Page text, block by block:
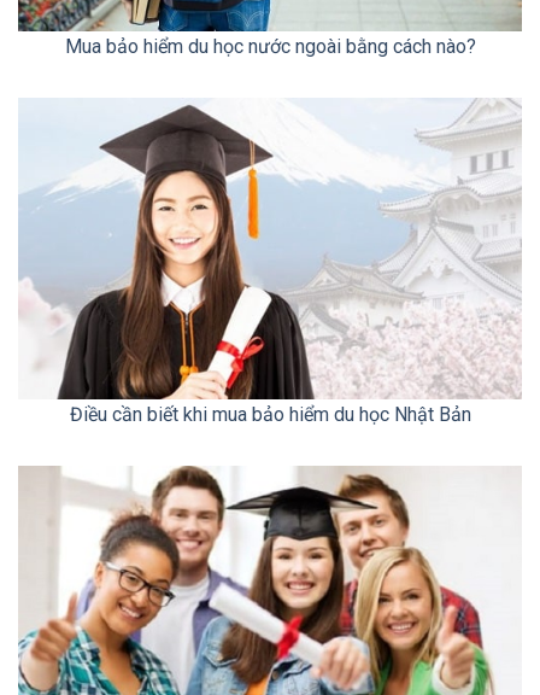
Mua bảo hiểm du học nước ngoài bằng cách nào?
Điều cần biết khi mua bảo hiểm du học Nhật Bản